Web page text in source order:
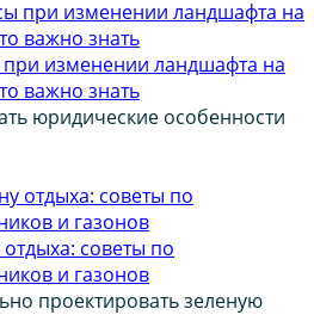
изменении ландшафта на
важно знать
юридические особенности
советы по
и газонов
проектировать зеленую